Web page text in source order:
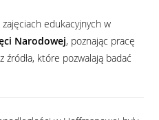
zajęciach edukacyjnych w
Narodowej, poznając pracę
które pozwalają badać